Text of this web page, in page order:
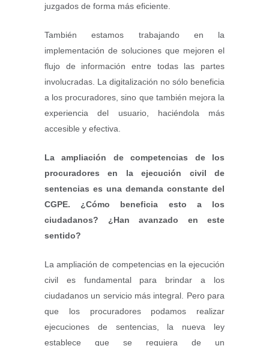
juzgados de forma más eficiente.
También estamos trabajando en la
implementación de soluciones que mejoren el
flujo de información entre todas las partes
involucradas. La digitalización no sólo beneficia
a los procuradores, sino que también mejora la
experiencia del usuario, haciéndola más
accesible y efectiva.
La ampliación de competencias de los
procuradores en la ejecución civil de
sentencias es una demanda constante del
CGPE. ¿Cómo beneficia esto a los
ciudadanos? ¿Han avanzado en este
sentido?
La ampliación de competencias en la ejecución
civil es fundamental para brindar a los
ciudadanos un servicio más integral. Pero para
que los procuradores podamos realizar
ejecuciones de sentencias, la nueva ley
establece que se requiera de un